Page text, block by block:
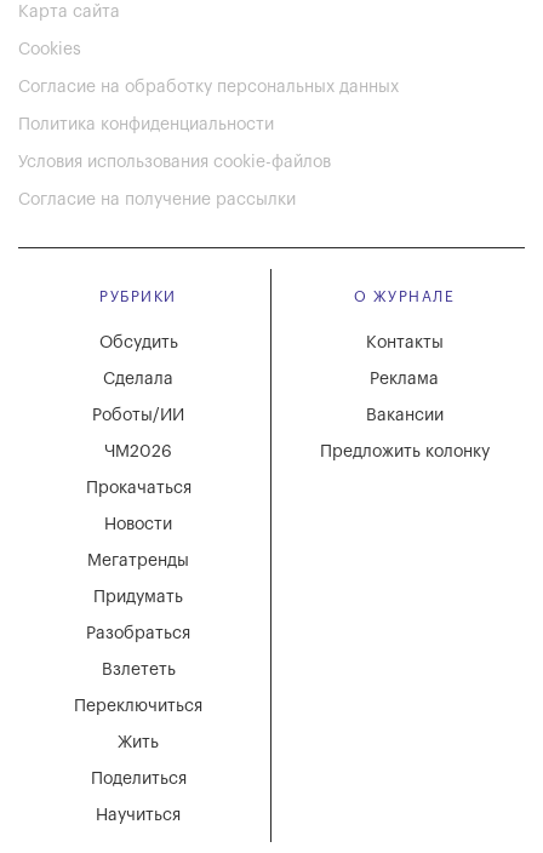
Карта сайта
Cookies
Согласие на обработку персональных данных
Политика конфиденциальности
Условия использования cookie-файлов
Согласие на получение рассылки
РУБРИКИ
Мегатренды
Придумать
Разобраться
Взлететь
Новости
Переключиться
Жить
Поделиться
Научиться
Обсудить
Сделала
Роботы/ИИ
ЧМ2026
Прокачаться
О ЖУРНАЛЕ
Вакансии
Реклама
Контакты
Предложить колонку